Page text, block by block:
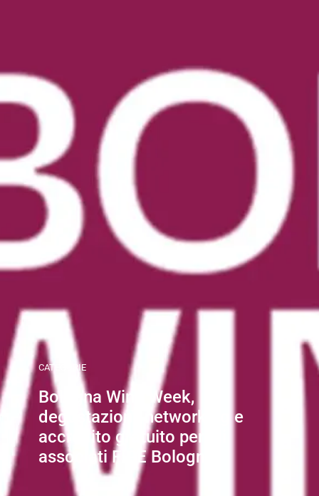
CATEGORIE
Bologna Wine Week,
degustazioni, networking e
accredito gratuito per gli
associati FIPE Bologna